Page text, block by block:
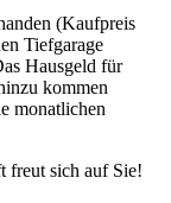
(Kaufpreis
Tiefgarage
Hausgeld für
kommen
monatlichen
freut sich auf Sie!